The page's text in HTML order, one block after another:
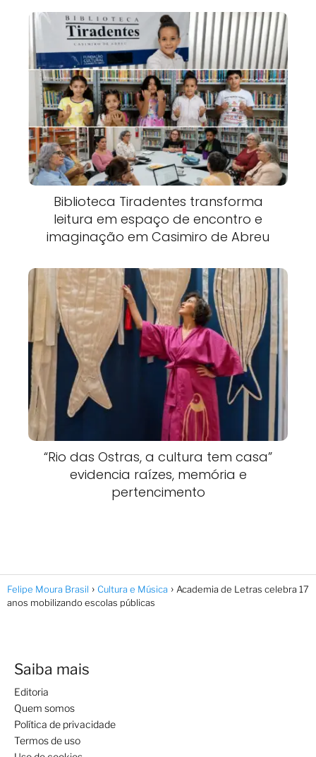
Biblioteca Tiradentes transforma
leitura em espaço de encontro e
imaginação em Casimiro de Abreu
“Rio das Ostras, a cultura tem casa”
evidencia raízes, memória e
pertencimento
Felipe Moura Brasil Cultura e Música
Academia de Letras celebra 17
anos mobilizando escolas públicas
Saiba mais
Editoria
Quem somos
Política de privacidade
Termos de uso